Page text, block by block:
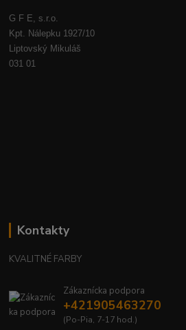
G F E, s.r.o.
Kpt. Nálepku 1927/10
Liptovský Mikuláš
031 01
Kontakty
KVALITNÉ FARBY
Zákaznícka podpora
+421905463270
(Po-Pia, 7-17 hod.)